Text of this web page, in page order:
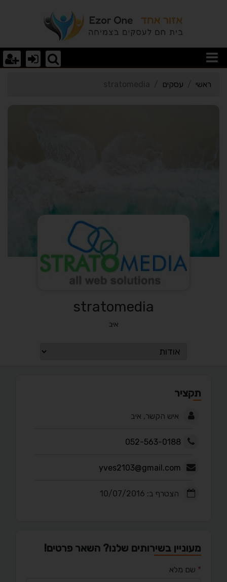
פרטי כרטיס העסק stratomedia
ראשי עסקים stratomedia
stratomedia
איב
תקציר
איש הקשר, איב
052-563-0188
yves2103@gmail.com
הצטרף ב: 10/07/2016
מעוניין בשירותים שלנו? השאר פרטים!
* שם מלא